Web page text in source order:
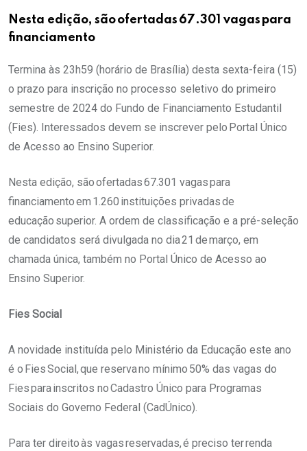
Nesta edição, são ofertadas 67.301 vagas para
financiamento
Termina às 23h59 (horário de Brasília) desta sexta-feira (15)
o prazo para inscrição no processo seletivo do primeiro
semestre de 2024 do Fundo de Financiamento Estudantil
(Fies). Interessados devem se inscrever pelo Portal Único
de Acesso ao Ensino Superior.
Nesta edição, são ofertadas 67.301 vagas para
financiamento em 1.260 instituições privadas de
educação superior. A ordem de classificação e a pré-seleção
de candidatos será divulgada no dia 21 de março, em
chamada única, também no Portal Único de Acesso ao
Ensino Superior.
Fies Social
A novidade instituída pelo Ministério da Educação este ano
é o Fies Social, que reserva no mínimo 50% das vagas do
Fies para inscritos no Cadastro Único para Programas
Sociais do Governo Federal (CadÚnico).
Para ter direito às vagas reservadas, é preciso ter renda